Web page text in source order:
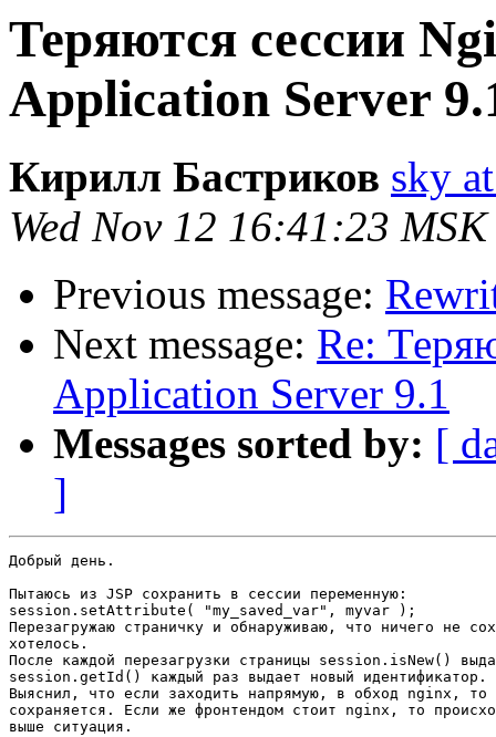
Теряются сессии
Application Server
Кирилл Бастриков sky
Wed Nov 12 16:41:23
Previous message:
Next message: Re:
Application Server 9.1
Messages sorted by: [
]
Добрый день.
Пытаюсь из JSP сохранить в сессии переменную:
session.setAttribute( "my_saved_var", myvar );
Перезагружаю страничку и обнаруживаю, что ничего не
хотелось.
После каждой перезагрузки страницы session.isNew()
session.getId() каждый раз выдает новый идентификатор.
Выяснил, что если заходить напрямую, в обход nginx, то
сохраняется. Если же фронтендом стоит nginx, то
выше ситуация.